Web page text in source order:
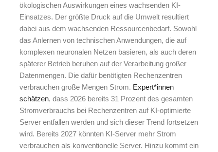
ökologischen Auswirkungen eines wachsenden KI-
Einsatzes. Der größte Druck auf die Umwelt resultiert
dabei aus dem wachsenden Ressourcenbedarf. Sowohl
das Anlernen von technischen Anwendungen, die auf
komplexen neuronalen Netzen basieren, als auch deren
späterer Betrieb beruhen auf der Verarbeitung großer
Datenmengen. Die dafür benötigten Rechenzentren
verbrauchen große Mengen Strom. Expert*innen
schätzen, dass 2026 bereits 31 Prozent des gesamten
Stromverbrauchs bei Rechenzentren auf KI-optimierte
Server entfallen werden und sich dieser Trend fortsetzen
wird. Bereits 2027 könnten KI-Server mehr Strom
verbrauchen als konventionelle Server. Hinzu kommt ein